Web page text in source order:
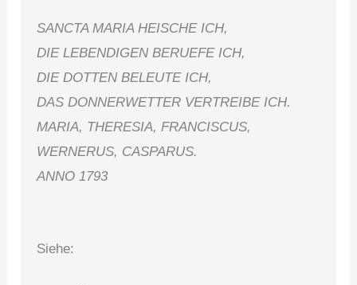
SANCTA MARIA HEISCHE ICH,
DIE LEBENDIGEN BERUEFE ICH,
DIE DOTTEN BELEUTE ICH,
DAS DONNERWETTER VERTREIBE ICH.
MARIA, THERESIA, FRANCISCUS,
WERNERUS, CASPARUS.
ANNO 1793
Siehe: